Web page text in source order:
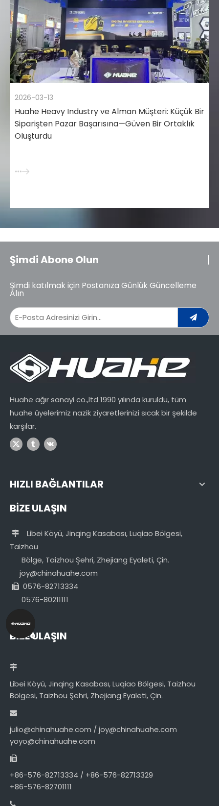
2026-03-13
Huahe Heavy Industry ve Alman Müşteri: Küçük Bir
Siparişten Pazar Başarısına—Güven Bir Ortaklık
Oluşturdu
Şimdi Abone Olun
Şimdi katılmak için Postanıza Günlük Güncelleme
Alın
Huahe ağır sanayi co.,ltd 1990 yılında kuruldu, tüm
huahe üyelerimiz nazik ziyaretlerinizi sıcak bir şekilde
karşılar.
HIZLI BAĞLANTILAR
BİZE ULAŞIN
 Libei Köyü, Jinqing Kasabası, Luqiao Bölgesi,
Taizhou
Bölge, Taizhou Şehri, Zhejiang Eyaleti, Çin.
joy@chinahuahe.com
 0576-82713334
0576-80211111
BİZE ULAŞIN
Libei Köyü, Jinqing Kasabası, Luqiao Bölgesi, Taizhou
Bölgesi, Taizhou Şehri, Zhejiang Eyaleti, Çin.
julio@chinahuahe.com / joy@chinahuahe.com
yoyo@chinahuahe.com
+86-576-82713334 / +86-576-82713329
+86-576-82701111